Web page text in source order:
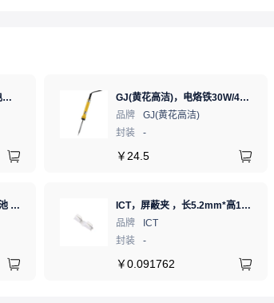
AMASS(艾迈斯)航模插头电调机插座锂电池连接器 轻量版 母头XT30U-FXT30U-F.G.Y
GJ(黄花高洁)，电烙铁30W/40W/60W锡焊电烙铁焊接工具电焊笔手机电子维修（内热35W），NO.435(35W)
品牌
GJ(黄花高洁)
封装
-
￥ 24.5
PANASONIC(松下) 锂锰电池 3V 225mAh 1个
ICT，屏蔽夹 ，长5.2mm*高1.28mm，ICSRC52128SFR
品牌
ICT
封装
-
￥0.091762